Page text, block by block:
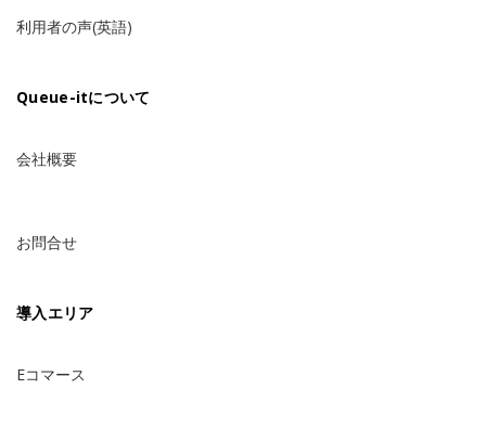
利用者の声(英語)
Queue-itについて
会社概要
お問合せ
導入エリア
Eコマース